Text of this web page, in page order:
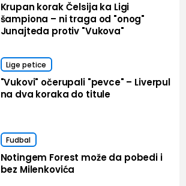
Krupan korak Čelsija ka Ligi
šampiona – ni traga od "onog"
Junajteda protiv "Vukova"
Lige petice
"Vukovi" očerupali "pevce" – Liverpul
na dva koraka do titule
Fudbal
Notingem Forest može da pobedi i
bez Milenkovića